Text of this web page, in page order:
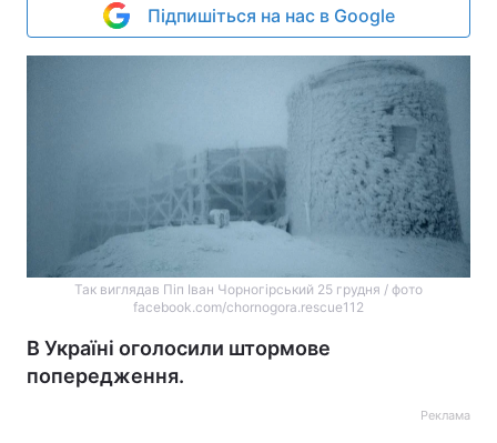
Підпишіться на нас в Google
Так виглядав Піп Іван Чорногірський 25 грудня / фото
facebook.com/chornogora.rescue112
В Україні оголосили штормове
попередження.
Реклама